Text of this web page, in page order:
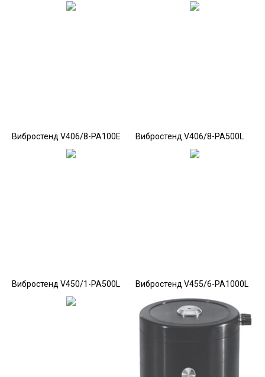
Вибростенд V406/8-PA100E Вибростенд V406/8-PA500L
Вибростенд V450/1-PA500L Вибростенд V455/6-PA1000L